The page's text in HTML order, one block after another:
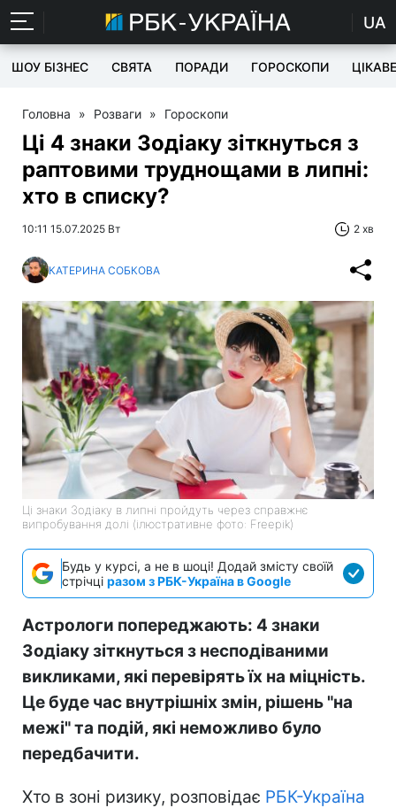
UA
ШОУ БІЗНЕС СВЯТА ПОРАДИ ГОРОСКОПИ ЦІКАВЕ
Головна » Розваги » Гороскопи
Ці 4 знаки Зодіаку зіткнуться з
раптовими труднощами в липні:
хто в списку?
10:11 15.07.2025 Вт 2 хв
КАТЕРИНА СОБКОВА
Ці знаки Зодіаку в липні пройдуть через справжнє
випробування долі (ілюстративне фото: Freepik)
Будь у курсі, а не в шоці! Додай змісту своїй
стрічці разом з РБК-Україна в Google
Астрологи попереджають: 4 знаки
Зодіаку зіткнуться з несподіваними
викликами, які перевірять їх на міцність.
Це буде час внутрішніх змін, рішень "на
межі" та подій, які неможливо було
передбачити.
Хто в зоні ризику, розповідає РБК-Україна